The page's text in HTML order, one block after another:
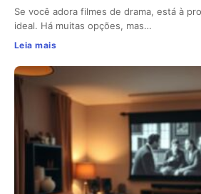
Se você adora filmes de drama, está à
ideal. Há muitas opções, mas…
Leia mais